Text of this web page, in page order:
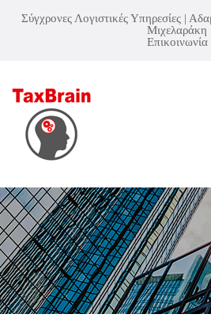
Σύγχρονες Λογιστικές Υπηρεσίες |
Μιχελαράκη
Επικοινωνία